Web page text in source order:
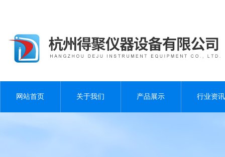
网站首页 关于我们 产品展示 行业资讯